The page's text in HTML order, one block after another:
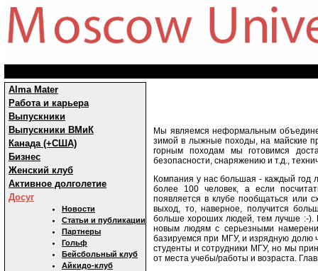
Alma Mater
Работа и карьера
Выпускники
Выпускники ВМиК
Канада (+США)
Бизнес
Женский клуб
Активное долголетие
Досуг
Новости
Статьи и публикации
Партнеры
Гольф
Бейсбольный клуб
Айкидо-клуб
Мы являемся неформальным
зимой в лыжные походы, на майские
горным походам мы готовимся
безопасности, снаряжению и т.д.,
Компания у нас большая - каждый год
более 100 человек, а если
появляется в клубе пообщаться или
выход, то, наверное, получится
больше хороших людей, тем лучше :-).
новым людям с серьезными
базируемся при МГУ, и изрядную долю
студенты и сотрудники МГУ, но мы
от места учебы/работы и возраста.